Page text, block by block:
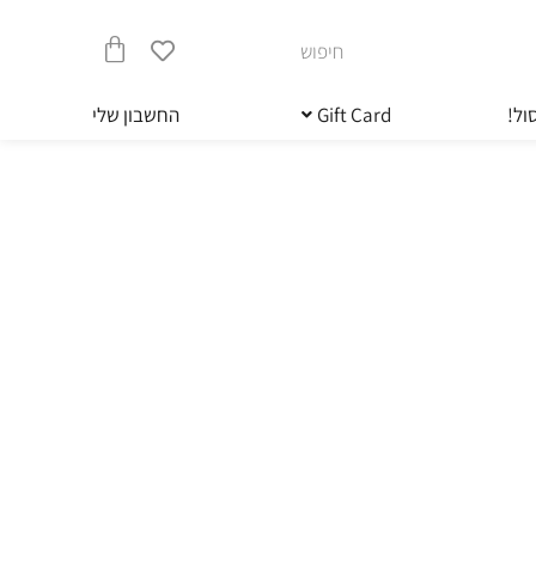
חיפוש
עגלת
קניות
Gift Card החשבון שלי